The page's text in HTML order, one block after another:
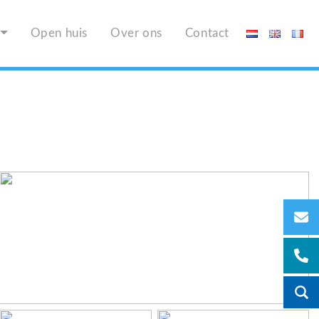
Open huis Over ons Contact